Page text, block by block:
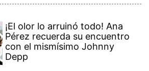
¡El olor lo arruinó todo! Ana
Pérez recuerda su encuentro
con el mismísimo Johnny
Depp